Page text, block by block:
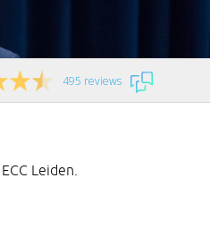
495 reviews
Leiden.